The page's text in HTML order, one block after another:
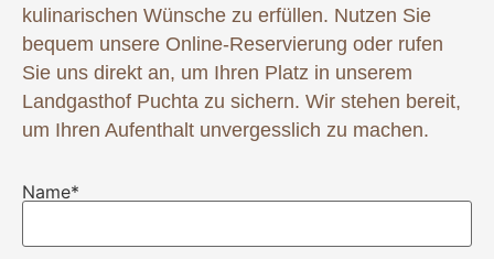
kulinarischen Wünsche zu erfüllen. Nutzen Sie
bequem unsere Online-Reservierung oder rufen
Sie uns direkt an, um Ihren Platz in unserem
Landgasthof Puchta zu sichern. Wir stehen bereit,
um Ihren Aufenthalt unvergesslich zu machen.
Name*